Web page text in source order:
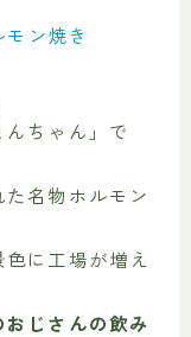
ちゃん」で
名物ホルモン
に工場が増え
おじさんの飲み